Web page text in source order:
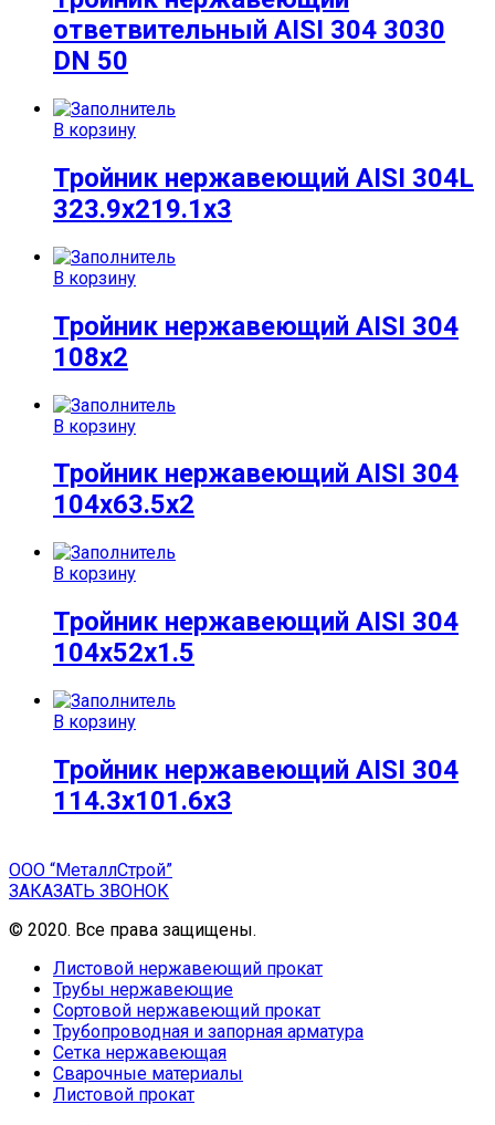
ответвительный AISI 304 3030
DN 50
В корзину
Тройник нержавеющий AISI 304L
323.9х219.1х3
В корзину
Тройник нержавеющий AISI 304
108х2
В корзину
Тройник нержавеющий AISI 304
104х63.5х2
В корзину
Тройник нержавеющий AISI 304
104х52х1.5
В корзину
Тройник нержавеющий AISI 304
114.3х101.6х3
ООО “МеталлСтрой”
ЗАКАЗАТЬ ЗВОНОК
© 2020. Все права защищены.
Листовой нержавеющий прокат
Трубы нержавеющие
Сортовой нержавеющий прокат
Трубопроводная и запорная арматура
Сетка нержавеющая
Сварочные материалы
Листовой прокат